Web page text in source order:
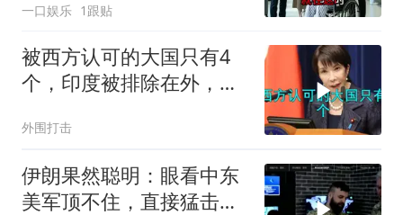
一口娱乐 1跟贴
被西方认可的大国只有4
个，印度被排除在外，为
外围打击
伊朗果然聪明：眼看中东
美军顶不住，直接猛击要